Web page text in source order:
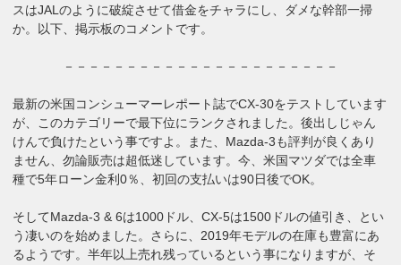
スはJALのように破綻させて借金をチャラにし、ダメな幹部一掃
か。以下、掲示板のコメントです。
－－－－－－－－－－－－－－－－－－－－－－
最新の米国コンシューマーレポート誌でCX-30をテストしています
が、このカテゴリーで最下位にランクされました。後出しじゃん
けんで負けたという事ですよ。また、Mazda-3も評判が良くあり
ません、勿論販売は超低迷しています。今、米国マツダでは全車
種で5年ローン金利0％、初回の支払いは90日後でOK。
そしてMazda-3 & 6は1000ドル、CX-5は1500ドルの値引き、とい
う凄いのを始めました。さらに、2019年モデルの在庫も豊富にあ
るようです。半年以上売れ残っているという事になりますが、そ